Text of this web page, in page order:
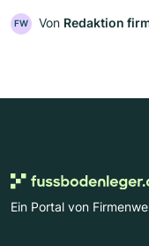
FW Von Redaktion
Ein Portal von